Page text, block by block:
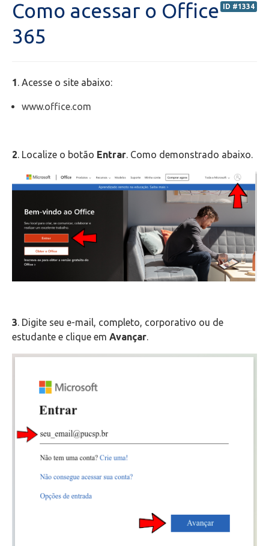
Biblioteca
Laboratórios
EAD
Suporte
Videoconferência
Microsoft Teams
Intercâmbio
Fluig
ID #1334
Como acessar o Office
365
1. Acesse o site abaixo:
www.office.com
2. Localize o botão Entrar. Como demonstrado abaixo.
3. Digite seu e-mail, completo, corporativo ou de
estudante e clique em Avançar.